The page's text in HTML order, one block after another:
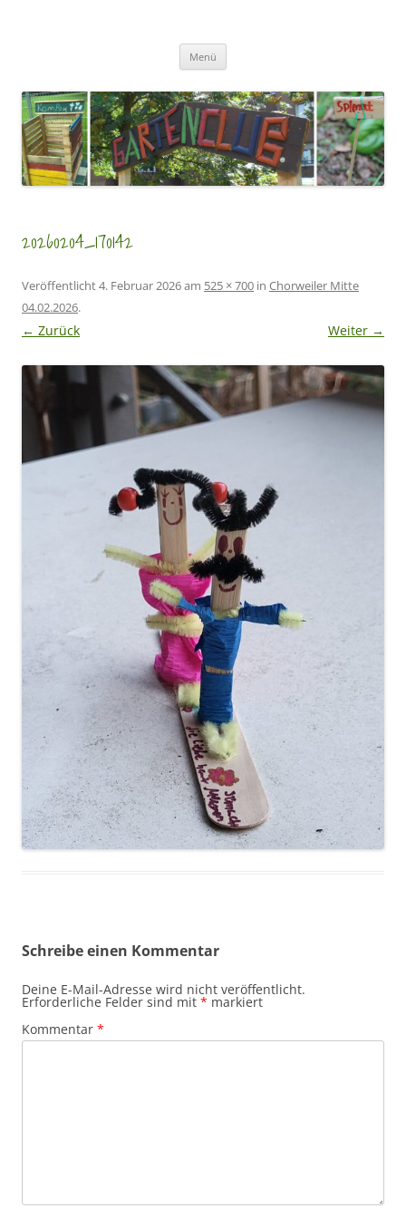
Menü
20260204_170142
Veröffentlicht4. Februar 2026am 525 × 700 in Chorweiler Mitte
04.02.2026.
← Zurück Weiter →
Schreibe einen Kommentar
Deine E-Mail-Adresse wird nicht veröffentlicht.
Erforderliche Felder sind mit * markiert
Kommentar *